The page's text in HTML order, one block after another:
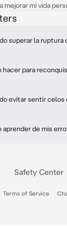
mejorar mi vida
superar la ruptura
hacer para
evitar sentir
aprender de mis
Safety Center
Terms of Service